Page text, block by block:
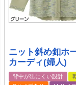
ニット斜め釦ホ
カーディ(婦人)
背中が出にくい設計